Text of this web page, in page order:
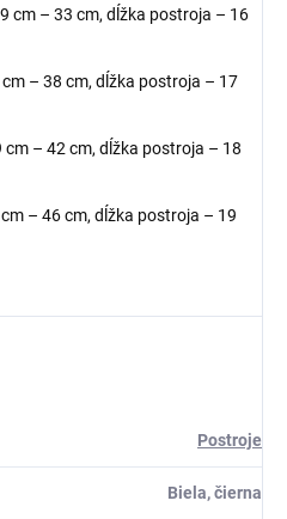
cm – 33 cm, dĺžka postroja – 16
– 38 cm, dĺžka postroja – 17
– 42 cm, dĺžka postroja – 18
– 46 cm, dĺžka postroja – 19
Postroje
Biela, čierna